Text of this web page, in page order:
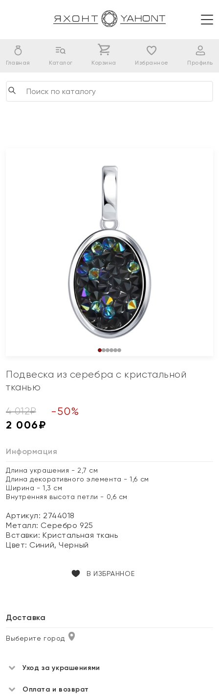
Главная Каталог Корзина Избранное Профиль
Подвеска из серебра с кристальной
тканью
4 012₽ -50%
2 006₽
Информация
Длина украшения - 2,7 см
Длина декоративного элемента - 1,6 см
Ширина - 1,3 см
Внутренняя высота петли - 0,6 см
Артикул: 2744018
Металл: Серебро 925
Вставки:Кристальная ткань
Цвет: Синий, Черный
В ИЗБРАННОЕ
Доставка
Выберите город
Уход за украшениями
Оплата и возврат